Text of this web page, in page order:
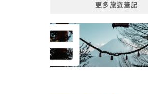
更多旅遊筆記